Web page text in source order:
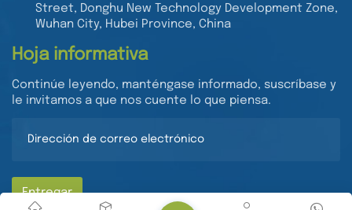
Street, Donghu New Technology Development Zone,
Wuhan City, Hubei Province, China
Hoja informativa
Continúe leyendo, manténgase informado, suscríbase y
le invitamos a que nos cuente lo que piensa.
Entregar